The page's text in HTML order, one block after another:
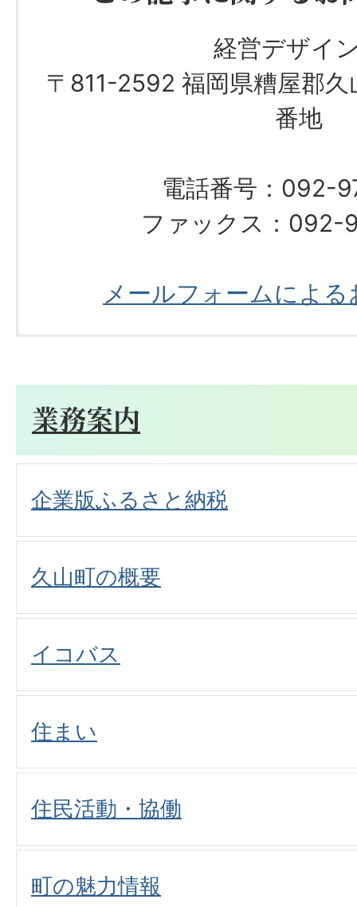
経営デザイ
〒811-2592 福岡県糟屋郡
番地
電話番号：092-
ファックス：092-
メールフォームによ
業務案内
企業版ふるさと納税
久山町の概要
イコバス
住まい
住民活動・協働
町の魅力情報